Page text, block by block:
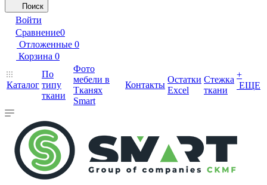
Поиск
Войти
Сравнение0
Отложенные 0
Корзина 0
Каталог
По
типу
ткани
Фото
мебели в
Тканях
Smart
Контакты
Остатки
Excel
Стежка
ткани
+
ЕЩЕ